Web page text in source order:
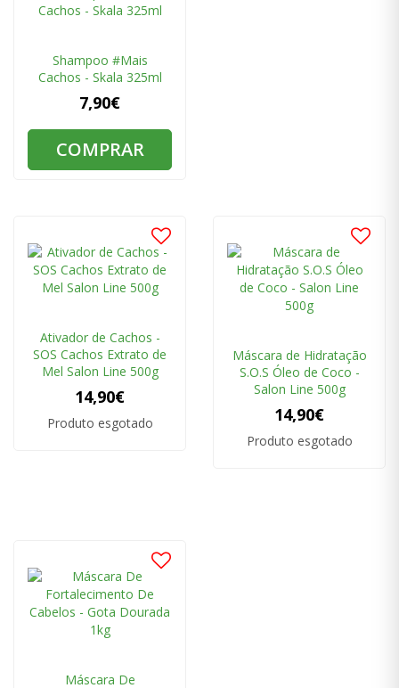
Shampoo #Mais
Cachos - Skala 325ml
7,90€
COMPRAR
Ativador de Cachos -
SOS Cachos Extrato de
Mel Salon Line 500g
14,90€
Produto esgotado
Máscara de Hidratação
S.O.S Óleo de Coco -
Salon Line 500g
14,90€
Produto esgotado
Máscara De